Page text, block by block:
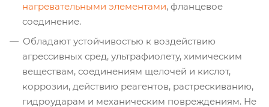
нагревательными элементами, фланцевое
соединение.
Обладают устойчивостью к воздействию
агрессивных сред, ультрафиолету, химическим
веществам, соединениям щелочей и кислот,
коррозии, действию реагентов, растрескиванию,
гидроударам и механическим повреждениям. Не